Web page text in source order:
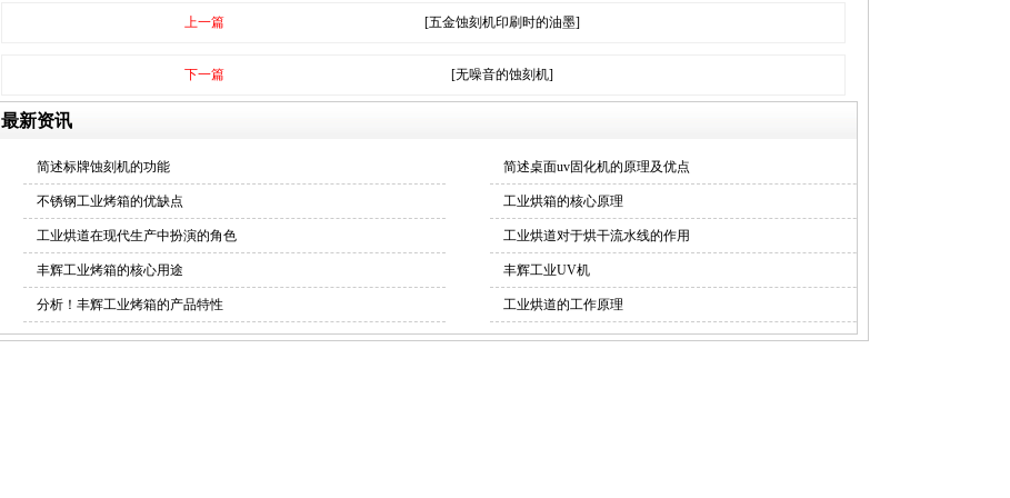
上一篇 [五金蚀刻机印刷时的油墨]
下一篇 [无噪音的蚀刻机]
最新资讯
简述标牌蚀刻机的功能 简述桌面uv固化机的原理及优点
不锈钢工业烤箱的优缺点 工业烘箱的核心原理
工业烘道在现代生产中扮演的角色 工业烘道对于烘干流水线的作用
丰辉工业烤箱的核心用途 丰辉工业UV机
分析！丰辉工业烤箱的产品特性 工业烘道的工作原理